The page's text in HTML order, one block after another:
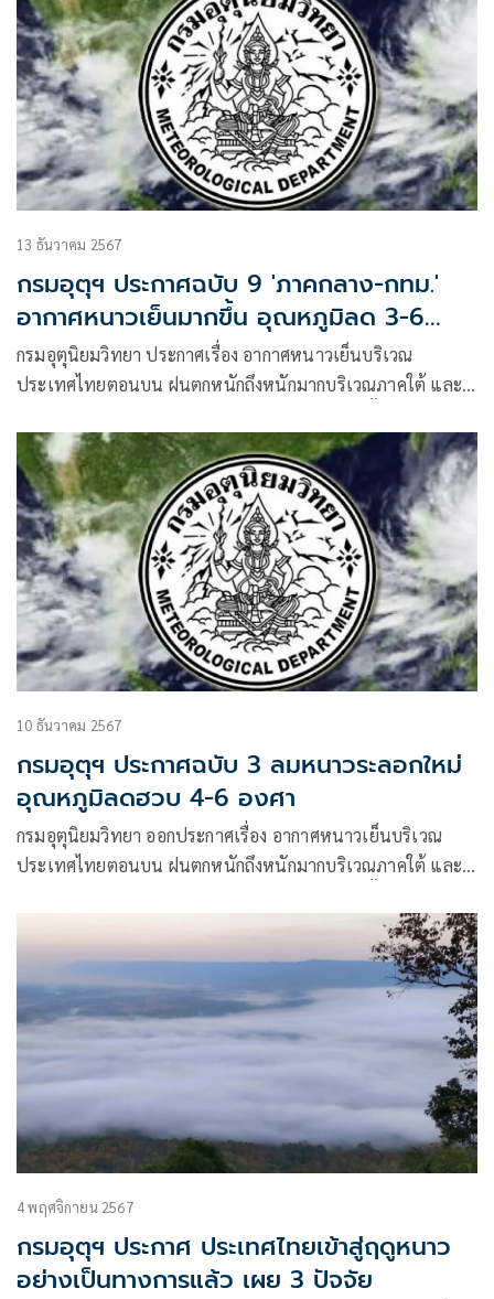
13 ธันวาคม 2567
กรมอุตุฯ ประกาศฉบับ 9 'ภาคกลาง-กทม.'
อากาศหนาวเย็นมากขึ้น อุณหภูมิลด 3-6
องศา
กรมอุตุนิยมวิทยา ประกาศเรื่อง อากาศหนาวเย็นบริเวณ
ประเทศไทยตอนบน ฝนตกหนักถึงหนักมากบริเวณภาคใต้ และ
16 ธันวาคม 2567)
10 ธันวาคม 2567
กรมอุตุฯ ประกาศฉบับ 3 ลมหนาวระลอกใหม่
อุณหภูมิลดฮวบ 4-6 องศา
กรมอุตุนิยมวิทยา ออกประกาศเรื่อง อากาศหนาวเย็นบริเวณ
ประเทศไทยตอนบน ฝนตกหนักถึงหนักมากบริเวณภาคใต้ และ
4 พฤศจิกายน 2567
กรมอุตุฯ ประกาศ ประเทศไทยเข้าสู่ฤดูหนาว
อย่างเป็นทางการแล้ว เผย 3 ปัจจัย